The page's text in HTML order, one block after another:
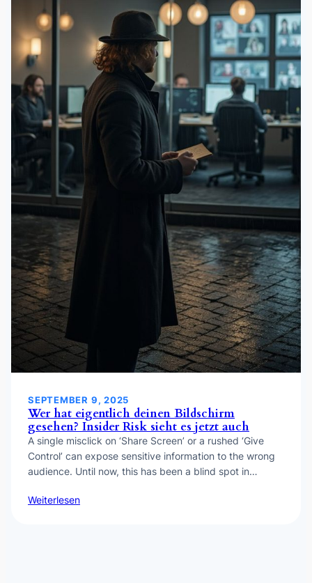
SEPTEMBER 9, 2025
Wer hat eigentlich deinen Bildschirm
gesehen? Insider Risk sieht es jetzt auch
A single misclick on ‘Share Screen’ or a rushed ‘Give
Control’ can expose sensitive information to the wrong
audience. Until now, this has been a blind spot in…
Weiterlesen